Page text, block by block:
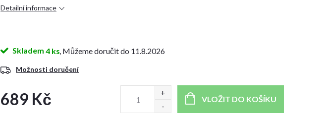
Detailní informace
Skladem 4 ks 11.8.2026
Možnosti doručení
689 Kč VLOŽIT DO KOŠÍKU